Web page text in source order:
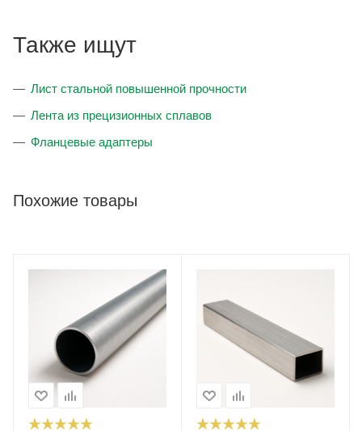
Также ищут
Лист стальной повышенной прочности
Лента из прецизионных сплавов
Фланцевые адаптеры
Похожие товары